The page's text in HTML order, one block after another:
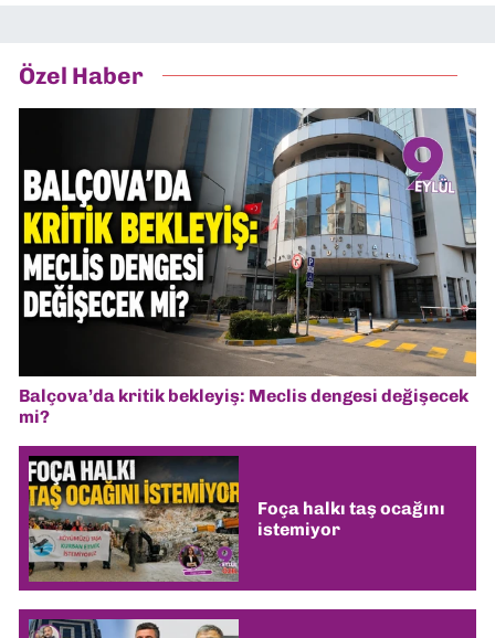
Özel Haber
Balçova’da kritik bekleyiş: Meclis dengesi değişecek
mi?
Foça halkı taş ocağını
istemiyor